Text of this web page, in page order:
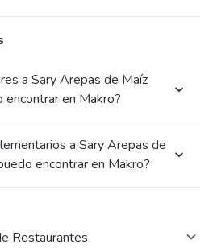
a Sary Arepas de Maíz
en Makro?
a Sary Arepas de
encontrar en Makro?
Restaurantes